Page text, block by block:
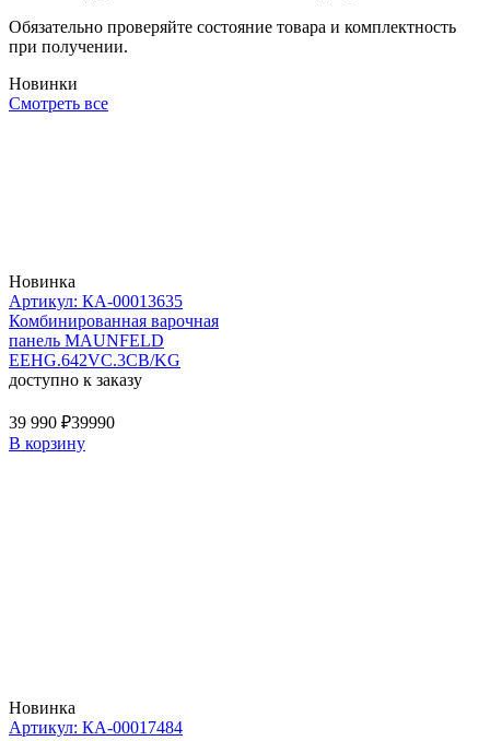
Обязательно проверяйте состояние товара и комплектность
при получении.
Новинки
Смотреть все
Новинка
Артикул: КА-00013635
Комбинированная варочная
панель MAUNFELD
EEHG.642VC.3CB/KG
доступно к заказу
39 990 ₽39990
В корзину
Новинка
Артикул: КА-00017484